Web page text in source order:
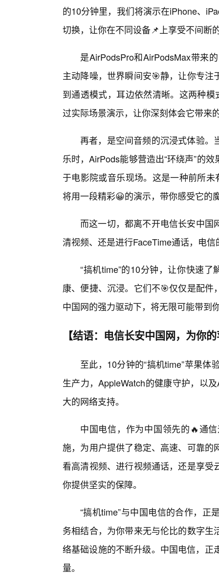
的10分钟里，我们将演示在iPhone、
切换，让你在不同设备📌上享受不间断
是AirPodsPro和AirPodsMax带来
主动降噪，世界瞬间安🎯静，让你专
到通透模式，耳边依然清晰。这两种
过实际场景演示，让你深刻体会它带来
再者，是空间音频的沉浸式体验。
乐时，AirPods能够营造出“环绕声”的
于电影院或音乐现场。这是一种前所
将用一段精彩😀的演示，带你感受它的
而这一切，都离不开电信长安中
清视频、还是进行FaceTime通话，电
“搞机time”的10分钟，让你快速
康、便捷、沉浸。它们不🎯仅仅是配
中国网的强力驱动下，将无限可能带到
【结语：电信长安中国网，为你
至此，10分钟的“搞机time”苹果
生产力，AppleWatch的健康守护，以
大的网络支持。
中国电信，作为中国领先的🔥通
施，为用户提供了稳定、高速、可靠
看高清视频、进行视频通话，还是享
你提供坚实的保障。
“搞机time”与中国电信的合作，正
务相结合，为你带来无与伦比的数字
络基础设施的不断升级。中国电信，
量。